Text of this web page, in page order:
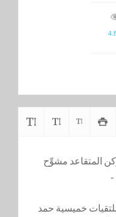
المتقاعد مشوِّح
-
خميسية حمد